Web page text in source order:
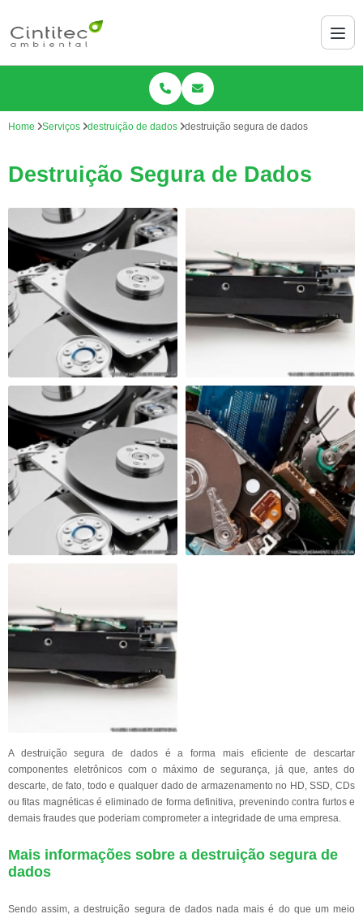
Home Serviços destruição de dados destruição segura de dados
Destruição Segura de Dados
A destruição segura de dados é a forma mais eficiente de descartar
componentes eletrônicos com o máximo de segurança, já que, antes do
descarte, de fato, todo e qualquer dado de armazenamento no HD, SSD, CDs
ou fitas magnéticas é eliminado de forma definitiva, prevenindo contra furtos e
demais fraudes que poderiam comprometer a integridade de uma empresa.
Mais informações sobre a destruição segura de
dados
Sendo assim, a destruição segura de dados nada mais é do que um meio